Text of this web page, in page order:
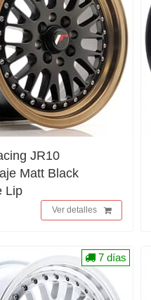
JR10
Matt Black
Lip
Ver detalles
7 días